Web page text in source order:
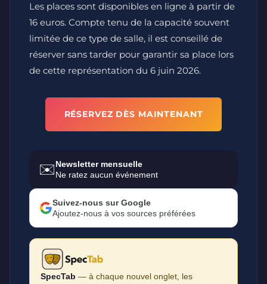
Les places sont disponibles en ligne à partir de
16 euros. Compte tenu de la capacité souvent
limitée de ce type de salle, il est conseillé de
réserver sans tarder pour garantir sa place lors
de cette représentation du 6 juin 2026.
RÉSERVEZ DÈS MAINTENANT
✉️Newsletter mensuelle
Ne ratez aucun événement
Suivez-nous sur Google
Ajoutez-nous à vos sources préférées
SpecTab — à chaque nouvel onglet, les